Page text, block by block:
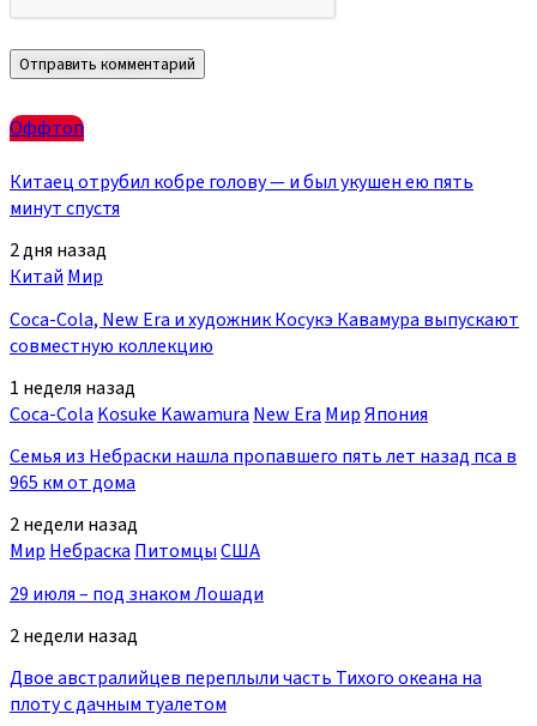
Оффтоп
Китаец отрубил кобре голову — и был укушен ею пять
минут спустя
2 дня назад
Китай Мир
Coca-Cola, New Era и художник Косукэ Кавамура выпускают
совместную коллекцию
1 неделя назад
Coca-Cola Kosuke Kawamura New Era МирЯпония
Семья из Небраски нашла пропавшего пять лет назад пса в
965 км от дома
2 недели назад
МирНебраскаПитомцыСША
29 июля – под знаком Лошади
2 недели назад
Двое австралийцев переплыли часть Тихого океана на
плоту с дачным туалетом